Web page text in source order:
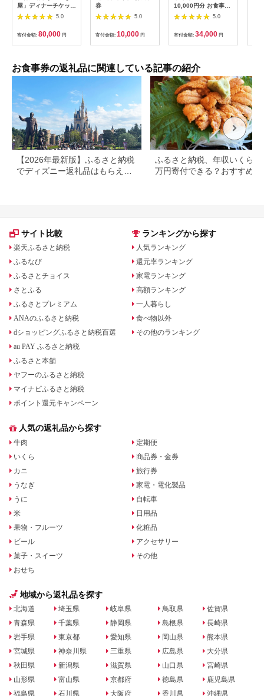
屋」ディナーチケット
（2枚）
5.0
寄付金額: 80,000 円
券
5.0
寄付金額: 10,000 円
10,000円分 お食事券
1000円×10枚 食事チ
ケット チケット 寿司
福岡県 北九州市
5.0
寄付金額: 34,000 円
お食事券の返礼品に関連している記事の紹介
【2026年最新版】ふるさと納税
でディズニー返礼品はもらえ
ふるさと納税、年収いくらで
万円寄付できる？おすすめ返
サイト比較
楽天ふるさと納税
ふるなび
ふるさとチョイス
さとふる
ふるさとプレミアム
ANAのふるさと納税
dショッピングふるさと納税百選
au PAY ふるさと納税
ふるさと本舗
ヤフーのふるさと納税
マイナビふるさと納税
ポイント還元キャンペーン
ランキングから探す
人気ランキング
還元率ランキング
家電ランキング
高額ランキング
一人暮らし
食べ物以外
その他のランキング
人気の返礼品から探す
牛肉
いくら
カニ
うなぎ
うに
米
果物・フルーツ
ビール
菓子・スイーツ
おせち
定期便
商品券・金券
旅行券
家電・電化製品
自転車
日用品
化粧品
アクセサリー
その他
地域から返礼品を探す
北海道
青森県
岩手県
宮城県
秋田県
山形県
福島県
埼玉県
千葉県
東京都
神奈川県
新潟県
富山県
石川県
岐阜県
静岡県
愛知県
三重県
滋賀県
京都府
大阪府
鳥取県
島根県
岡山県
広島県
山口県
徳島県
香川県
佐賀県
長崎県
熊本県
大分県
宮崎県
鹿児島県
沖縄県